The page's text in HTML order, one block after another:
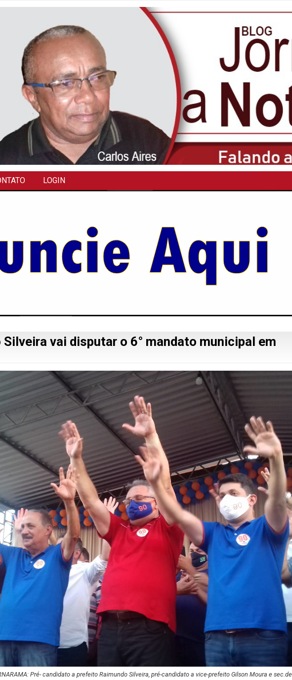
LOGIN
Silveira vai disputar o 6° mandato municipal em
Pré- candidato a prefeito Raimundo Silveira, pré-candidato a vice-prefeito Gilson Moura e sec.de